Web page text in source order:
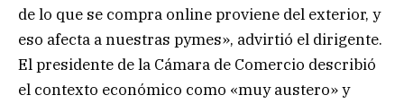
de lo que se compra online proviene del exterior, y
eso afecta a nuestras pymes», advirtió el dirigente.
El presidente de la Cámara de Comercio describió
el contexto económico como «muy austero» y